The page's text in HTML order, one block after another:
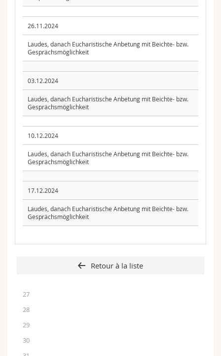
26.11.2024
Laudes, danach Eucharistische Anbetung mit Beichte- bzw.
Gesprächsmöglichkeit
03.12.2024
Laudes, danach Eucharistische Anbetung mit Beichte- bzw.
Gesprächsmöglichkeit
10.12.2024
Laudes, danach Eucharistische Anbetung mit Beichte- bzw.
Gesprächsmöglichkeit
17.12.2024
Laudes, danach Eucharistische Anbetung mit Beichte- bzw.
Gesprächsmöglichkeit
Retour à la liste
27
28
29
30